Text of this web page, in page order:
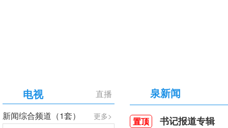
直播
电视
更多>
新闻综合频道（1套）
泉新闻
置顶 书记报道专辑